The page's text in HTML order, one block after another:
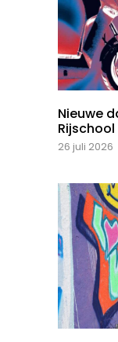
Nieuwe
26 juli 2026